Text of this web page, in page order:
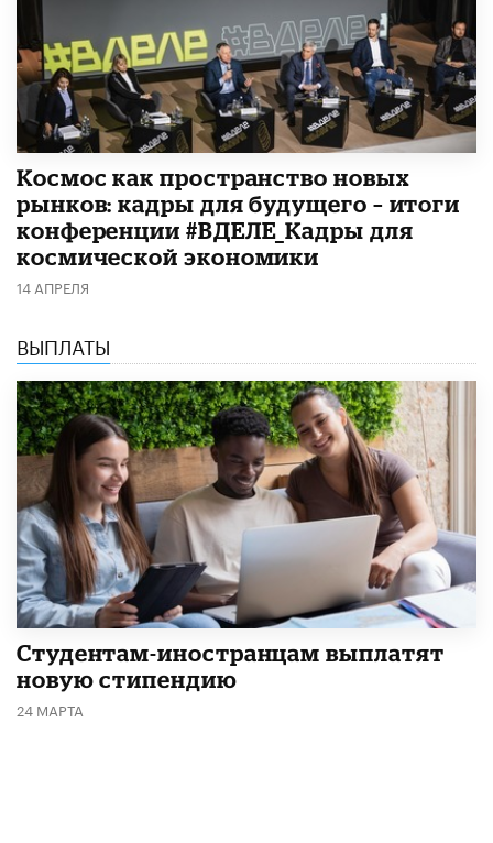
Космос как пространство новых
рынков: кадры для будущего – итоги
конференции #ВДЕЛЕ_Кадры для
космической экономики
14 АПРЕЛЯ
ВЫПЛАТЫ
Студентам-иностранцам выплатят
новую стипендию
24 МАРТА